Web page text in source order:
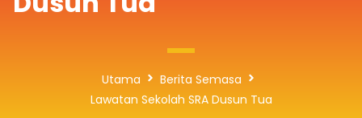
Utama
Berita Semasa
Lawatan Sekolah SRA Dusun Tua